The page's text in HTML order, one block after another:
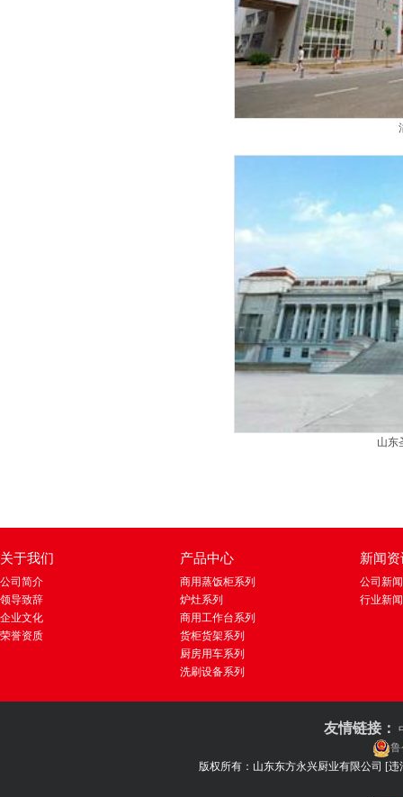
山东
关于我们 产品中心 新闻资
公司简介
领导致辞
企业文化
荣誉资质
商用蒸饭柜系列
炉灶系列
商用工作台系列
货柜货架系列
厨房用车系列
洗刷设备系列
公司新闻
行业新闻
友情链接：
鲁
版权所有：山东东方永兴厨业有限公司 [违